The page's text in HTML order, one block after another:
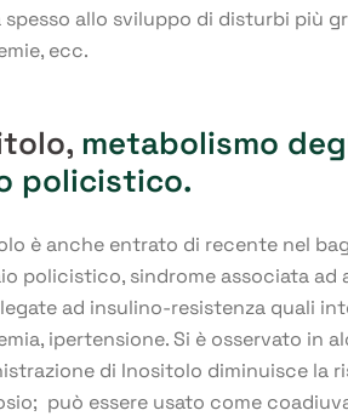
spesso allo sviluppo di disturbi più
ecc.
metabolismo
policistico.
è anche entrato di recente nel
policistico, sindrome associata
ad insulino-resistenza quali
ipertensione. Si è osservato in
di Inositolo diminuisce la
può essere usato come